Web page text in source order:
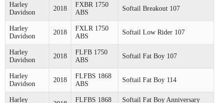
Harley
Davidson
2018
FXBR 1750
ABS
Softail Breakout 107
Harley
Davidson
2018
FXLR 1750
ABS
Softail Low Rider 107
Harley
Davidson
2018
FLFB 1750
ABS
Softail Fat Boy 107
Harley
Davidson
2018
FLFBS 1868
ABS
Softail Fat Boy 114
Harley
FLFBS 1868
Softail Fat Boy Anniversary